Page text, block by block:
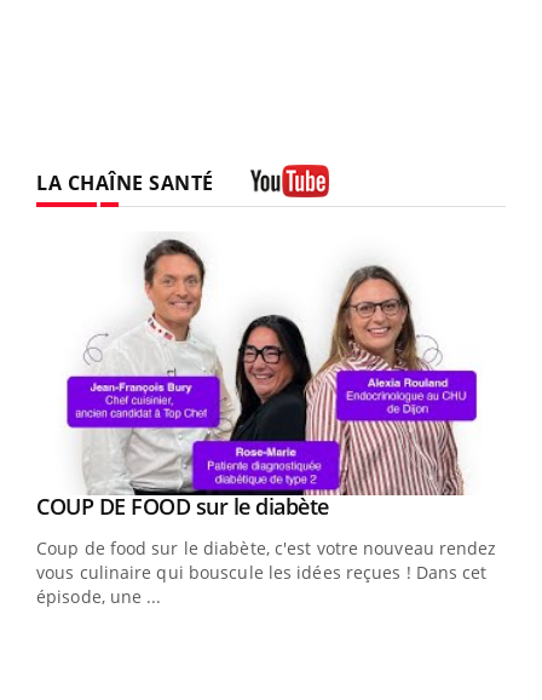
LA CHAÎNE SANTÉ
Youtube
COUP DE FOOD sur le diabèteYoutube
Coup de food sur le diabète, c'est votre nouveau rendez-
vous culinaire qui bouscule les idées reçues ! Dans cet
épisode, une ...